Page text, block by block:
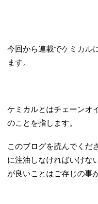
今回から連載でケミカル
ます。
ケミカルとはチェーンオ
のことを指します。
このブログを読んでくだ
に注油しなければいけな
が良いことはご存じの事